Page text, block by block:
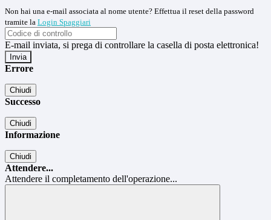
Non hai una e-mail associata al nome utente? Effettua il reset della password
tramite la Login Spaggiari
E-mail inviata, si prega di controllare la casella di posta elettronica!
Errore
Chiudi
Successo
Chiudi
Informazione
Chiudi
Attendere...
Attendere il completamento dell'operazione...